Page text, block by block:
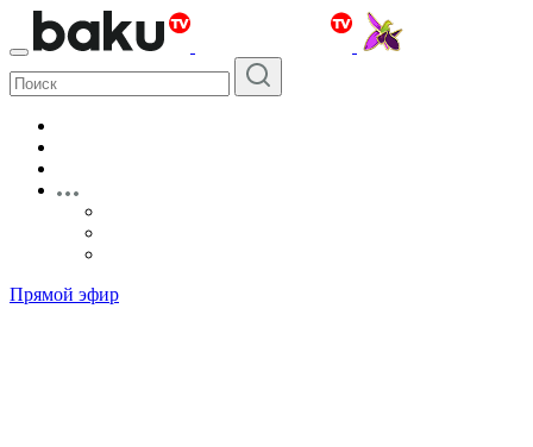
Прямой эфир